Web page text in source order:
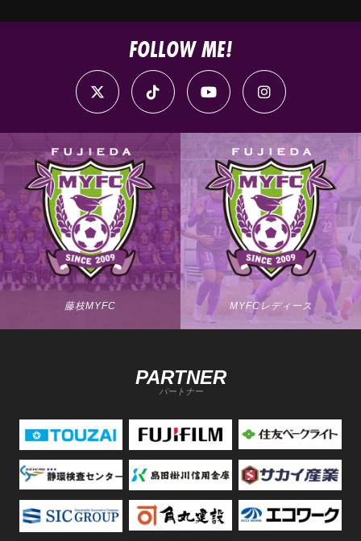
FOLLOW ME!
藤枝MYFC MYFCレディース
PARTNER
パートナー